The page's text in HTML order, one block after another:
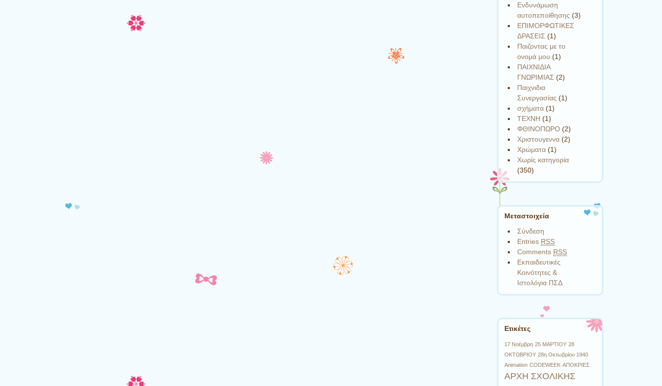
Πλοήγηση άρθρων
Ενδυνάμωση
αυτοπεποίθησης (3)
ΕΠΙΜΟΡΦΩΤΙΚΕΣ
ΔΡΑΣΕΙΣ (1)
Παιζοντας με το
ονομά μου (1)
ΠΑΙΧΝΙΔΙΑ
ΓΝΩΡΙΜΙΑΣ (2)
Παιχνιδια
Συνεργασίας (1)
σχήματα (1)
ΤΕΧΝΗ (1)
ΦΘΙΝΟΠΩΡΟ (2)
Χριστουγεννα (2)
Χρώματα (1)
Χωρίς κατηγορία
(350)
Μεταστοιχεία
Σύνδεση
Entries RSS
Comments RSS
Εκπαιδευτικές
Κοινότητες &
Ιστολόγια ΠΣΔ
Ετικέτες
17 Νοέμβρη 25 ΜΑΡΤΙΟΥ 28
ΟΚΤΩΒΡΙΟΥ 28η Οκτωβρίου 1940
Animation CODEWEEK ΑΠΟΚΡΙΕΣ
ΑΡΧΗ ΣΧΟΛΙΚΗΣ